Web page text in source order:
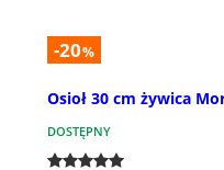
-20%
Osioł 30 cm żywica
DOSTĘPNY